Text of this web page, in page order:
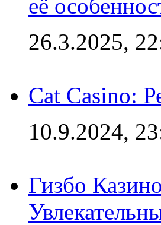
её
26.3.2025,
Cat Casino:
10.9.2024,
Гизбо